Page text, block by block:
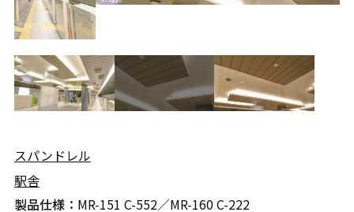
スパンドレル
駅舎
製品仕様： MR-151 C-552／MR-160 C-222